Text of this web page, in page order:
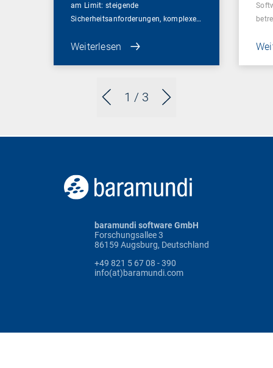
1 / 3
am Limit: steigende
Sicherheitsanforderungen, komplexe…
Weiterlesen
baramundi software GmbH
Forschungsallee 3
86159 Augsburg, Deutschland
+49 821 5 67 08 - 390
info(at)baramundi.com